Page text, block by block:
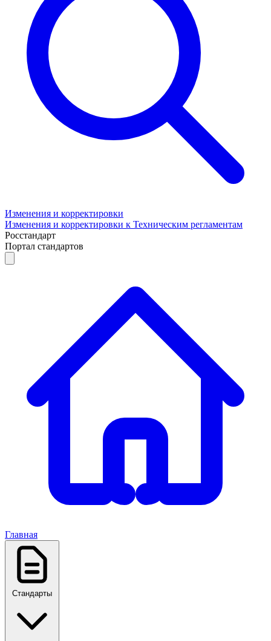
Изменения и корректировки
Изменения и корректировки к Техническим регламентам
Росстандарт
Портал стандартов
Главная
Стандарты